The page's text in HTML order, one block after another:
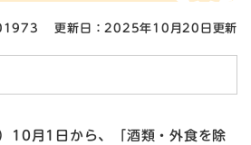
更新日：2025年10月20日更新
月1日から、「酒類・外食を除